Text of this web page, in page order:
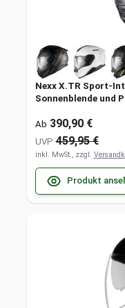
Nexx X.TR Sport-
Sonnenblende und
Ab 390,90 €
UVP 459,95 €
inkl. MwSt., zzgl.
Produkt